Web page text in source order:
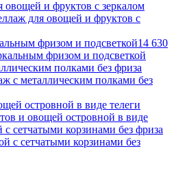
для овощей и фруктов с
14 630
фризом и подсветкой
с металлическим полками без
и овощей островной в виде
с сетчатыми корзинами без